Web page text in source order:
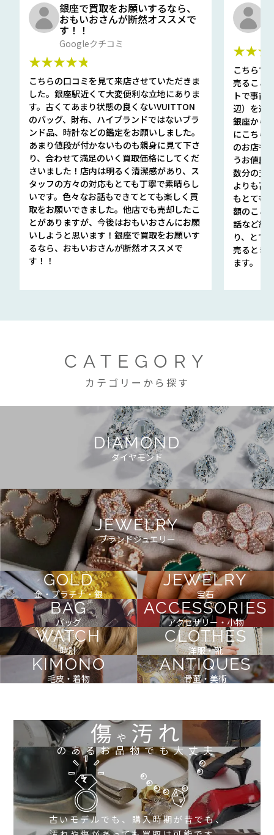
銀座で買取をお願いするなら、
おもいおさんが断然オススメで
す！！
Googleクチコミ
★★★★★
こちらの口コミを見て来店させていただきま
した。銀座駅近くて大変便利な立地にありま
す。古くてあまり状態の良くないVUITTON
のバッグ、財布、ハイブランドではないブラ
ンド品、時計などの鑑定をお願いしました。
あまり値段が付かないものも親身に見て下さ
り、合わせて満足のいく買取価格にしてくだ
さいました！店内は明るく清潔感があり、ス
タッフの方々の対応もとても丁寧で素晴らし
いです。色々なお話もできてとても楽しく買
取をお願いできました。他店でも売却したこ
とがありますが、今後はおもいおさんにお願
いしようと思います！銀座で買取をお願いす
るなら、おもいおさんが断然オススメで
す！！
こちらで
売ること
トで事前
辺）を選
銀座から
にこちら
のお店も
うお値段
数分の査
よりも高
もとても
額のこと
話など細
り、とて
売るとき
ます。
CATEGORY
カテゴリーから探す
DIAMOND
ダイヤモンド
JEWELRY
ブランドジュエリー
GOLD
金・プラチナ・銀
JEWELRY
宝石
BAG
バッグ
ACCESSORIES
アクセサリー・小物
WATCH
時計
CLOTHES
洋服・靴
KIMONO
毛皮・着物
ANTIQUES
骨董・美術
傷や 汚れ
のあるお品物でも大丈夫
古いモデルでも、購入時期が昔でも、